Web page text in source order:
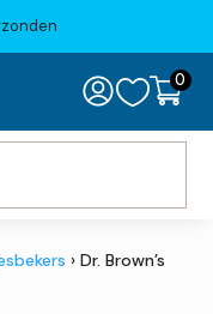
 0
› Dr. Brown’s